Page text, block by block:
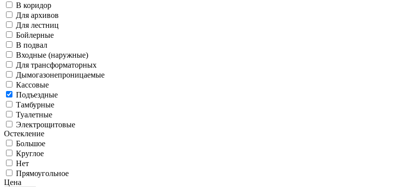
В коридор
Для архивов
Для лестниц
Бойлерные
В подвал
Входные (наружные)
Для трансформаторных
Дымогазонепроницаемые
Кассовые
Подъездные
Тамбурные
Туалетные
Электрощитовые
Остекление
Большое
Круглое
Нет
Прямоугольное
Цена